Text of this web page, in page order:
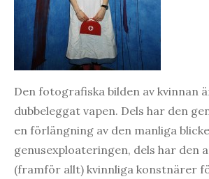
Den fotografiska bilden av kvinnan
dubbeleggat vapen. Dels har den
en förlängning av den manliga
genusexploateringen, dels har den
(framför allt) kvinnliga konstnärer